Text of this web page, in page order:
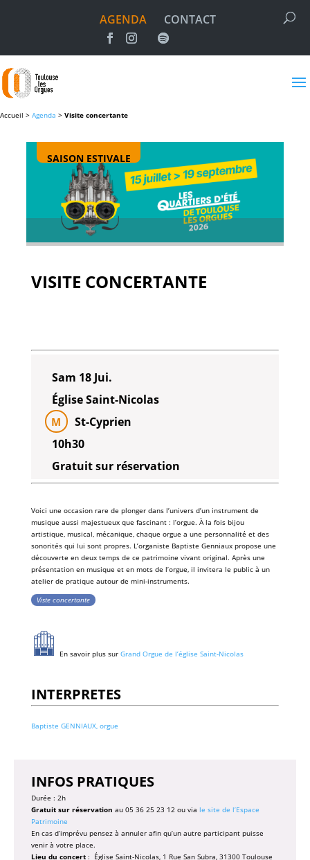
AGENDA CONTACT
Accueil > Agenda > Visite concertante
SAISON ESTIVALE
VISITE CONCERTANTE
Sam 18 Jui.
Église Saint-Nicolas
M
St-Cyprien
10h30
Gratuit sur réservation
Voici une occasion rare de plonger dans l’univers d’un instrument de
musique aussi majestueux que fascinant : l’orgue. À la fois bijou
artistique, musical, mécanique, chaque orgue a une personnalité et des
sonorités qui lui sont propres. L’organiste Baptiste Genniaux propose une
découverte en deux temps de ce patrimoine vivant original. Après une
présentation en musique et en mots de l’orgue, il invitera le public à un
atelier de pratique autour de mini-instruments.
Viste concertante
En savoir plus sur Grand Orgue de l’église Saint-Nicolas
INTERPRETES
Baptiste GENNIAUX, orgue
INFOS PRATIQUES
Durée : 2h
Gratuit sur réservation au 05 36 25 23 12 ou via le site de l’Espace
Patrimoine
En cas d’imprévu pensez à annuler afin qu’un autre participant puisse
venir à votre place.
Lieu du concert: Église Saint-Nicolas, 1 Rue San Subra, 31300 Toulouse